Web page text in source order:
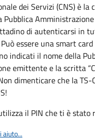
dei Servizi (CNS) è la
Pubblica
di autenticarsi in
essere una smart
indicati il nome della
emittente e la scritta
Non dimenticare che la
il PIN che ti è stato
aiuto...